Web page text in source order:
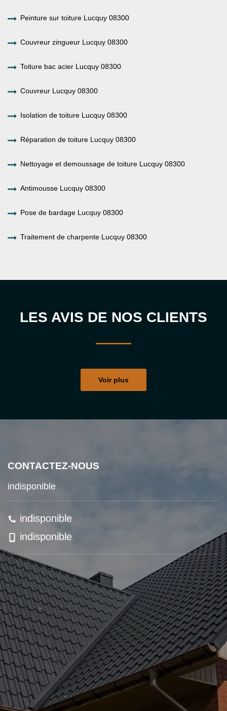
Peinture sur toiture Lucquy 08300
Couvreur zingueur Lucquy 08300
Toiture bac acier Lucquy 08300
Couvreur Lucquy 08300
Isolation de toiture Lucquy 08300
Réparation de toiture Lucquy 08300
Nettoyage et demoussage de toiture Lucquy 08300
Antimousse Lucquy 08300
Pose de bardage Lucquy 08300
Traitement de charpente Lucquy 08300
LES AVIS DE NOS CLIENTS
Voir plus
CONTACTEZ-NOUS
indisponible
indisponible
indisponible